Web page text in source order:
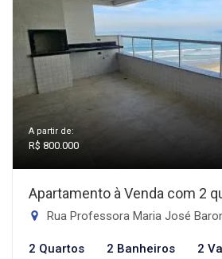
A partir de:
R$ 800.000
Apartamento à Venda com 2
Rua Professora Maria José Barone Fernandes da
2 Quartos 2 Banheiros 2